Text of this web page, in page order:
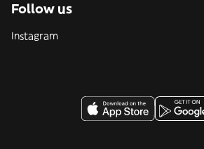
Follow us
Instagram